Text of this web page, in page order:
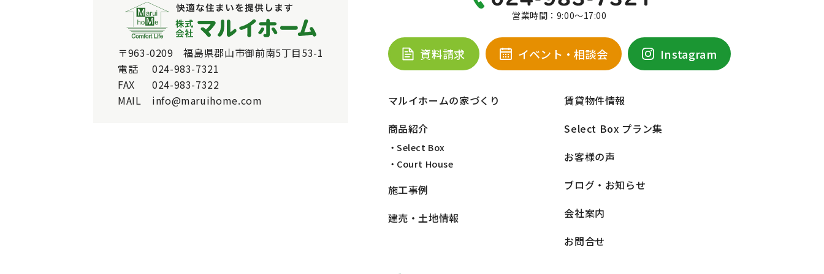
〒963-0209 福島県郡山市御前南5丁目53-1
電話
024-983-7321
FAX
024-983-7322
MAIL
info@maruihome.com
営業時間：9:00～17:00
資料請求 イベント・相談会 Instagram
マルイホームの家づくり
商品紹介
・Select Box
・Court House
施工事例
建売・土地情報
賃貸物件情報
Select Box プラン集
お客様の声
ブログ・お知らせ
会社案内
お問合せ